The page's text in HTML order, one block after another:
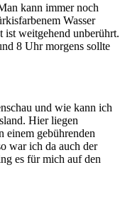
kann immer noch
Wasser
ist weitgehend unberührt.
8 Uhr morgens sollte
und wie kann ich
Hier liegen
einem gebührenden
war ich da auch der
es für mich auf den